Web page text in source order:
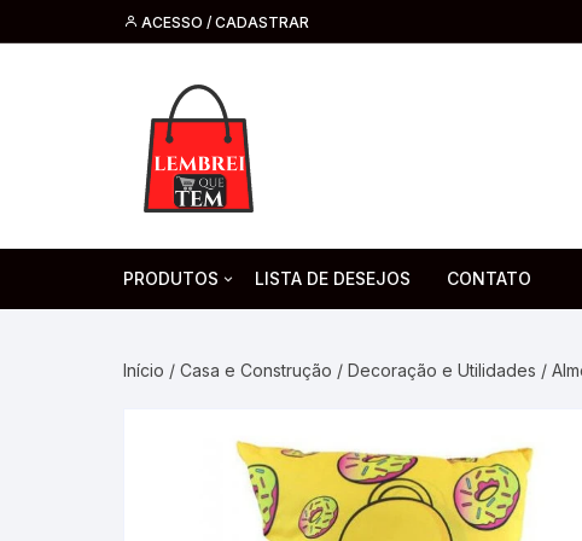
ACESSO / CADASTRAR
PRODUTOS
Headsets e
Pilha. Bateria
Saúde
moda
Artesanato
Artigos para festa
LISTA DE DESEJOS CONTATO
Início / Casa e Construção / Decoração e Utilidades /